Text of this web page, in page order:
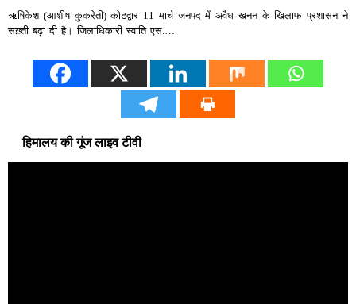
ऋषिकेश (आशीष कुकरेती) कोटद्वार 11 मार्च जनपद में अवैध खनन के खिलाफ प्रशासन ने
सख़्ती बढ़ा दी है। जिलाधिकारी स्वाति एस.…
हिमालय की गूंज लाइव टीवी